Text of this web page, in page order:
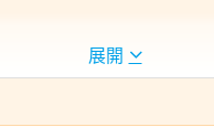
展開